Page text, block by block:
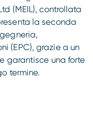
(MEIL), controllata
la seconda
(EPC), grazie a un
garantisce una forte
termine.